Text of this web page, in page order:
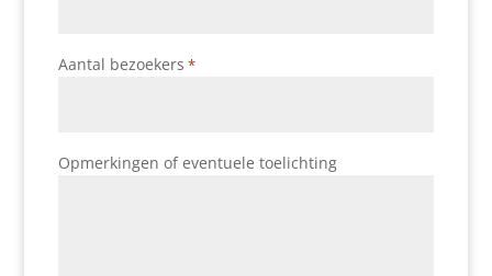
Aantal bezoekers *
Opmerkingen of eventuele toelichting